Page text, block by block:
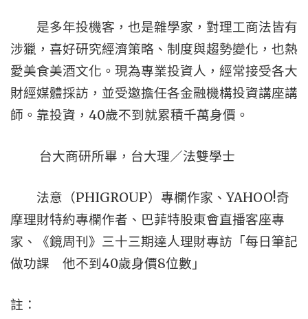
是多年投機客，也是雜學家，對理工商法皆有
涉獵，喜好研究經濟策略、制度與趨勢變化，也熱
愛美食美酒文化。現為專業投資人，經常接受各大
財經媒體採訪，並受邀擔任各金融機構投資講座講
師。靠投資，40歲不到就累積千萬身價。
台大商研所畢，台大理／法雙學士
法意（PHIGROUP）專欄作家、YAHOO!奇
摩理財特約專欄作者、巴菲特股東會直播客座專
家、《鏡周刊》三十三期達人理財專訪「每日筆記
做功課 他不到40歲身價8位數」
註：